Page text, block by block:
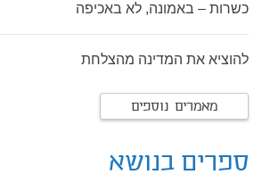
כשרות – באמונה, לא באכיפה
להוציא את המדינה מהצלחת
מאמרים נוספים
ספרים בנושא